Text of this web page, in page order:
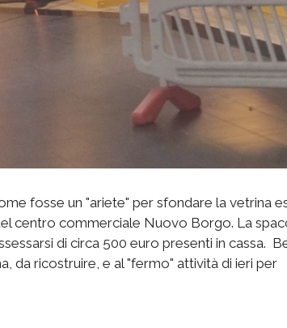
fosse un "ariete" per sfondare la vetrina
centro commerciale Nuovo Borgo. La
di circa 500 euro presenti in cassa.
da ricostruire, e al "fermo" attività di ieri per